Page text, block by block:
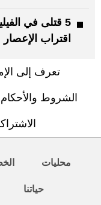
5 قتلى في
اقتراب
تعرف إلى
الشروط والأحكام
محليات
حياتنا